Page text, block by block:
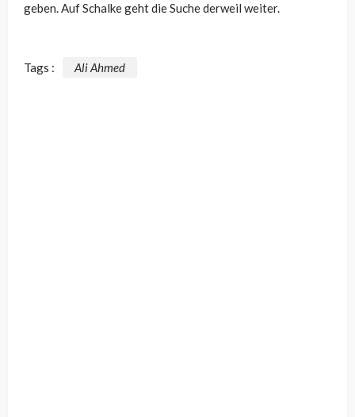
geben. Auf Schalke geht die Suche derweil weiter.
Tags : Ali Ahmed